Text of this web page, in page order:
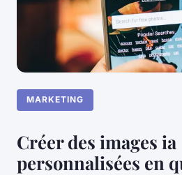
MARKETING
Créer des images ia
personnalisées en